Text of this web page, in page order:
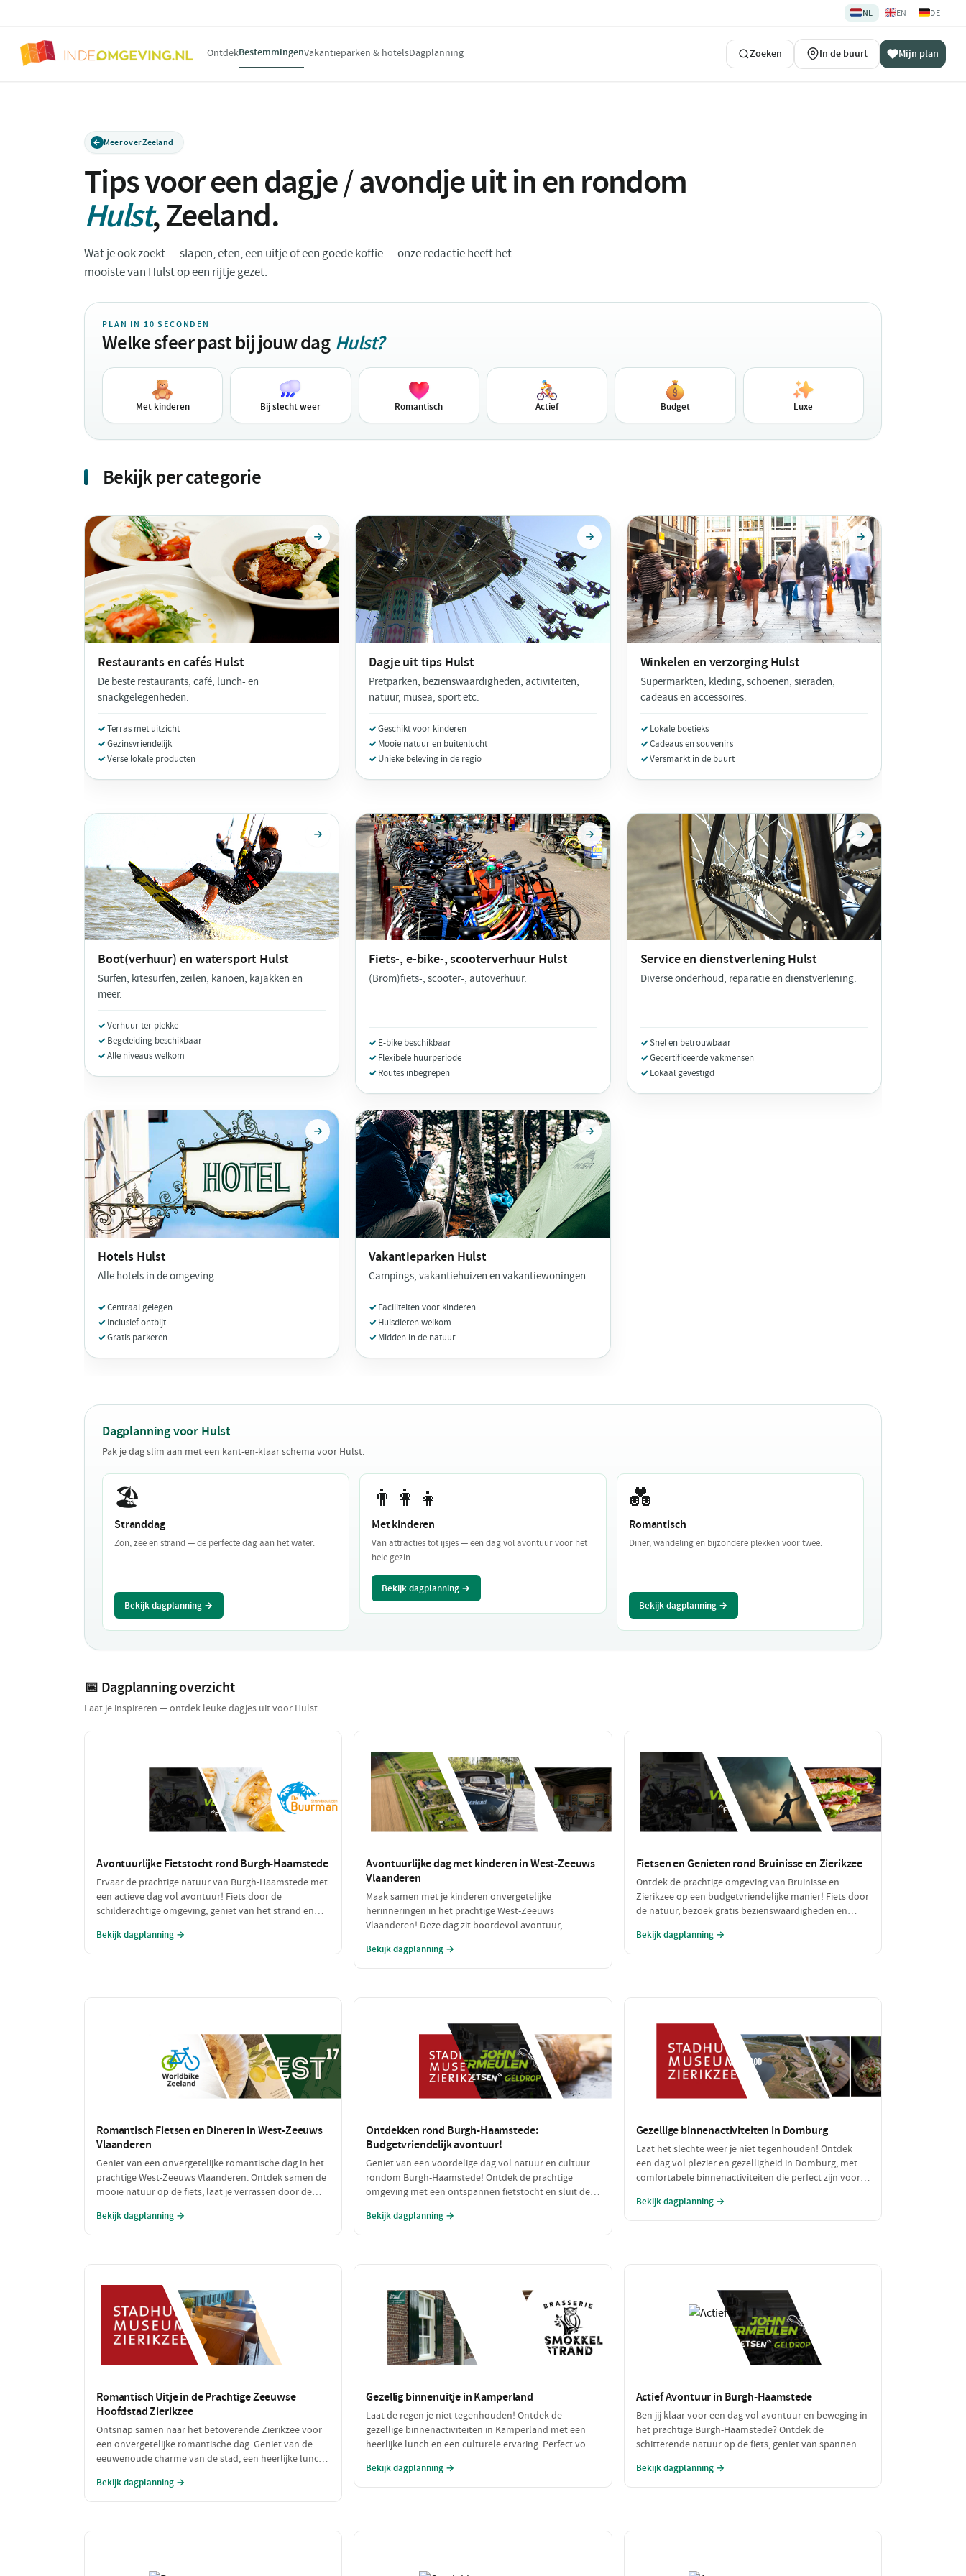
🇳🇱NL 🇬🇧EN 🇩🇪DE
OntdekBestemmingenVakantieparken & hotelsDagplanning Zoeken In de buurt Mijn plan
Meer over Zeeland
Tips voor een dagje / avondje uit in en rondom
Hulst,Zeeland.
Wat je ook zoekt — slapen, eten, een uitje of een goede koffie — onze redactie heeft het
mooiste van Hulst op een rijtje gezet.
PLAN IN 10 SECONDEN
Welke sfeer past bij jouw dag Hulst?
Met kinderen Bij slecht weer Romantisch Actief Budget Luxe
Bekijk per categorie
Restaurants en cafésHulst
De beste restaurants, café, lunch- en
snackgelegenheden.
Terras met uitzicht
Gezinsvriendelijk
Verse lokale producten
Dagje uit tips Hulst
Pretparken, bezienswaardigheden, activiteiten,
natuur, musea, sport etc.
Geschikt voor kinderen
Mooie natuur en buitenlucht
Unieke beleving in de regio
Winkelen en verzorging Hulst
Supermarkten, kleding, schoenen, sieraden,
cadeaus en accessoires.
Lokale boetieks
Cadeaus en souvenirs
Versmarkt in de buurt
Boot(verhuur) en watersport Hulst
Surfen, kitesurfen, zeilen, kanoën, kajakken en
meer.
Verhuur ter plekke
Begeleiding beschikbaar
Alle niveaus welkom
Fiets-, e-bike-, scooterverhuur Hulst
(Brom)fiets-, scooter-, autoverhuur.
E-bike beschikbaar
Flexibele huurperiode
Routes inbegrepen
Service en dienstverlening Hulst
Diverse onderhoud, reparatie en dienstverlening.
Snel en betrouwbaar
Gecertificeerde vakmensen
Lokaal gevestigd
Hotels Hulst
Alle hotels in de omgeving.
Centraal gelegen
Inclusief ontbijt
Gratis parkeren
Vakantieparken Hulst
Campings, vakantiehuizen en vakantiewoningen.
Faciliteiten voor kinderen
Huisdieren welkom
Midden in de natuur
Dagplanning voor Hulst
Pak je dag slim aan met een kant-en-klaar schema voor Hulst.
🏖️
Stranddag
Zon, zee en strand — de perfecte dag aan het water.
Bekijk dagplanning →
👨‍👩‍👧
Met kinderen
Van attracties tot ijsjes — een dag vol avontuur voor het
hele gezin.
Bekijk dagplanning →
💑
Romantisch
Diner, wandeling en bijzondere plekken voor twee.
Bekijk dagplanning →
📅 Dagplanning overzicht
Laat je inspireren — ontdek leuke dagjes uit voor Hulst
Avontuurlijke Fietstocht rond Burgh-Haamstede
Ervaar de prachtige natuur van Burgh-Haamstede met
een actieve dag vol avontuur! Fiets door de
schilderachtige omgeving, geniet van het strand en
vol bewegen. Deze dag is perfect voor iedereen die van
Bekijk dagplanning →
Avontuurlijke dag met kinderen in West-Zeeuws
Vlaanderen
Maak samen met je kinderen onvergetelijke
herinneringen in het prachtige West-Zeeuws
Vlaanderen! Deze dag zit boordevol avontuur,
samen wil genieten. Van een spannende speurtocht
Bekijk dagplanning →
Fietsen en Genieten rond Bruinisse en Zierikzee
Ontdek de prachtige omgeving van Bruinisse en
Zierikzee op een budgetvriendelijke manier! Fiets door
de natuur, bezoek gratis bezienswaardigheden en
avontuur zonder de portemonnee te zwaar te
Bekijk dagplanning →
Romantisch Fietsen en Dineren in West-Zeeuws
Vlaanderen
Geniet van een onvergetelijke romantische dag in het
prachtige West-Zeeuws Vlaanderen. Ontdek samen de
mooie natuur op de fiets, laat je verrassen door de
momenten aan zee. Dit is de perfecte combinatie van
Bekijk dagplanning →
Ontdekken rond Burgh-Haamstede:
Budgetvriendelijk avontuur!
Geniet van een voordelige dag vol natuur en cultuur
rondom Burgh-Haamstede! Ontdek de prachtige
omgeving met een ontspannen fietstocht en sluit de
stops zijn gratis of zeer betaalbaar, perfect voor een
Bekijk dagplanning →
Gezellige binnenactiviteiten in Domburg
Laat het slechte weer je niet tegenhouden! Ontdek
een dag vol plezier en gezelligheid in Domburg, met
comfortabele binnenactiviteiten die perfect zijn voor
lunch en verken fascinerende musea, allemaal binnen
Bekijk dagplanning →
Romantisch Uitje in de Prachtige Zeeuwse
Hoofdstad Zierikzee
Ontsnap samen naar het betoverende Zierikzee voor
een onvergetelijke romantische dag. Geniet van de
eeuwenoude charme van de stad, een heerlijke lunch
sfeervol diner. Laat de liefde bloeien te midden van
Bekijk dagplanning →
Gezellig binnenuitje in Kamperland
Laat de regen je niet tegenhouden! Ontdek de
gezellige binnenactiviteiten in Kamperland met een
heerlijke lunch en een culturele ervaring. Perfect voor
comfortabel kunt genieten!
Bekijk dagplanning →
Actief Avontuur in Burgh-Haamstede
Ben jij klaar voor een dag vol avontuur en beweging in
het prachtige Burgh-Haamstede? Ontdek de
schitterende natuur op de fiets, geniet van spannende
smakelijke maaltijd. Dit is dé dag voor de echte
Bekijk dagplanning →